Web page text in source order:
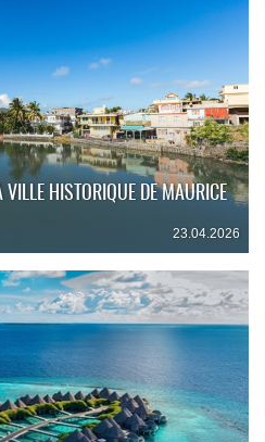
HISTORIQUE DE MAURICE
23.04.2026